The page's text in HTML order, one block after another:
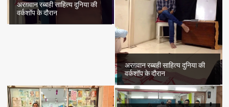
अरग़वान रब्बही साहित्य दुनिया की
वर्कशॉप के दौरान
अरग़वान रब्बही साहित्य दुनिया की
वर्कशॉप के दौरान